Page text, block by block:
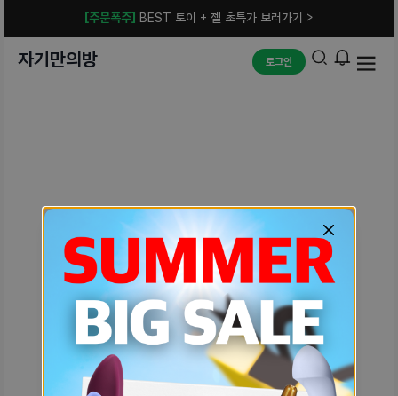
[주문폭주] BEST 토이 + 젤 초특가 보러가기 >
자기만의방 로그인
예상치 못한 에러입니다.